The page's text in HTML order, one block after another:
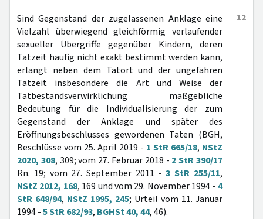
12
Sind Gegenstand der zugelassenen Anklage eine
Vielzahl überwiegend gleichförmig verlaufender
sexueller Übergriffe gegenüber Kindern, deren
Tatzeit häufig nicht exakt bestimmt werden kann,
erlangt neben dem Tatort und der ungefähren
Tatzeit insbesondere die Art und Weise der
Tatbestandsverwirklichung maßgebliche
Bedeutung für die Individualisierung der zum
Gegenstand der Anklage und später des
Eröffnungsbeschlusses gewordenen Taten (BGH,
Beschlüsse vom 25. April 2019 - 1 StR 665/18, NStZ
2020, 308, 309; vom 27. Februar 2018 - 2 StR 390/17
Rn. 19; vom 27. September 2011 -3 StR 255/11,
NStZ 2012, 168, 169 und vom 29. November 1994 -4
StR 648/94, NStZ 1995, 245; Urteil vom 11. Januar
1994 -5 StR 682/93, BGHSt 40, 44, 46).